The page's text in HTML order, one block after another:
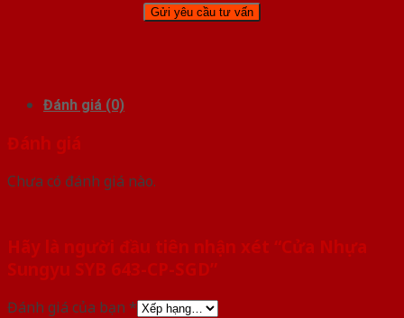
Đánh giá (0)
Đánh giá
Chưa có đánh giá nào.
Hãy là người đầu tiên nhận xét “Cửa Nhựa
Sungyu SYB 643-CP-SGD”
Đánh giá của bạn *